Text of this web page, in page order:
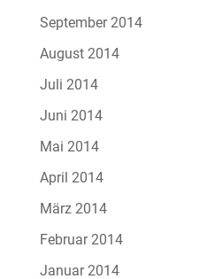
September 2014
August 2014
Juli 2014
Juni 2014
Mai 2014
April 2014
März 2014
Februar 2014
Januar 2014